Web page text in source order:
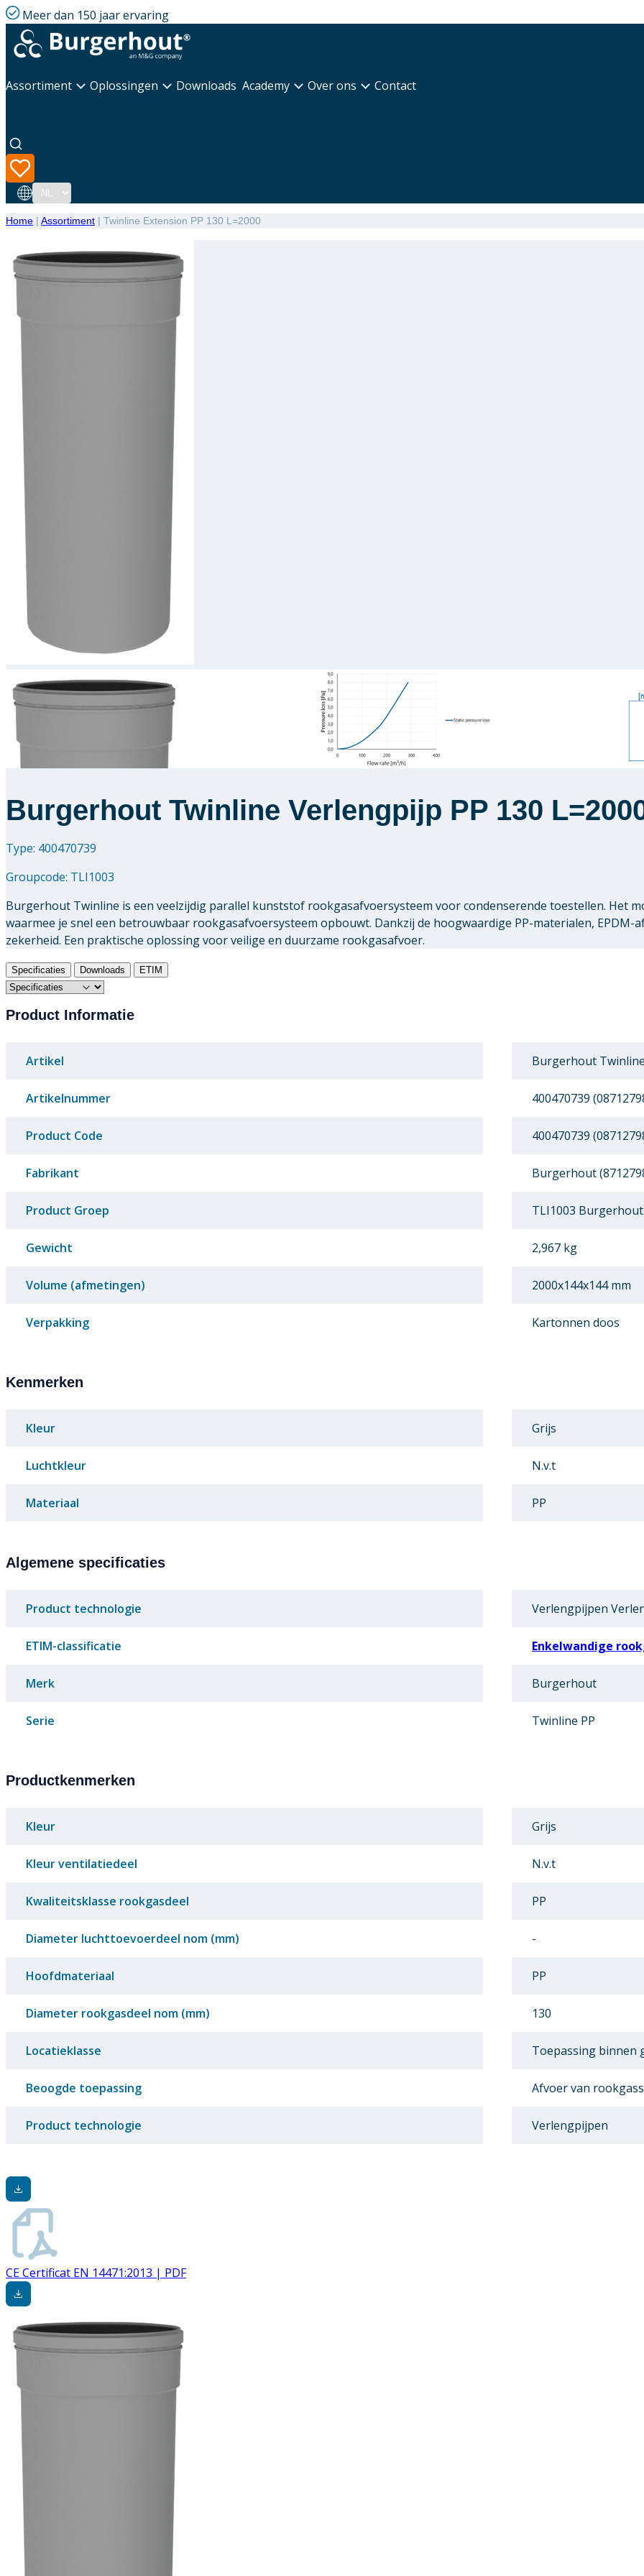
Meer dan 150 jaar ervaring
Assortiment Oplossingen Downloads Academy Over ons Contact
Taal
Home | Assortiment | Twinline Extension PP 130 L=2000
Burgerhout Twinline Verlengpijp PP 130
Type: 400470739
Groupcode: TLI1003
Burgerhout Twinline is een veelzijdig parallel kunststof rookgasafvoersysteem voor condenserende toestellen. Het
waarmee je snel een betrouwbaar rookgasafvoersysteem opbouwt. Dankzij de hoogwaardige PP-materialen,
zekerheid. Een praktische oplossing voor veilige en duurzame rookgasafvoer.
Specificaties Downloads ETIM
Product Informatie
Artikel Burgerhout
Artikelnummer 400470739
Product Code 400470739
Fabrikant Burgerhout
Product Groep TLI1003
Gewicht 2,967 kg
Volume (afmetingen) 2000x144x144 mm
Verpakking Kartonnen doos
Kenmerken
Kleur Grijs
Luchtkleur N.v.t
Materiaal PP
Algemene specificaties
Product technologie Verlengpijpen
ETIM-classificatie Enkelwandige
Merk Burgerhout
Serie Twinline PP
Productkenmerken
Kleur Grijs
Kleur ventilatiedeel N.v.t
Kwaliteitsklasse rookgasdeel PP
Diameter luchttoevoerdeel nom (mm) -
Hoofdmateriaal PP
Diameter rookgasdeel nom (mm) 130
Locatieklasse Toepassing binnen
Beoogde toepassing Afvoer van
Product technologie Verlengpijpen
CE Certificat EN 14471:2013 | PDF